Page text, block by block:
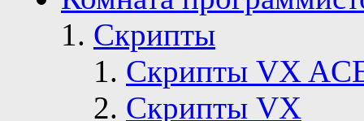
Скрипты
Скрипты VX
Скрипты VX